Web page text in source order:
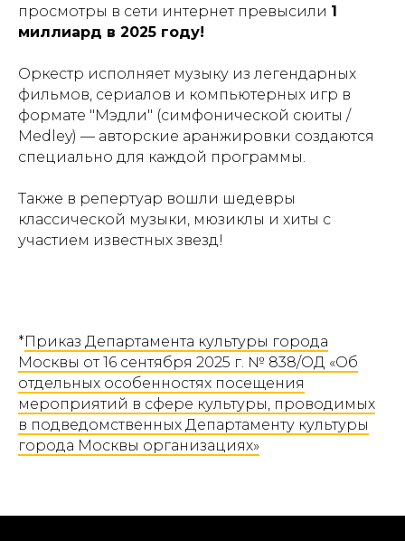
просмотры в сети интернет превысили 1
миллиард в 2025 году!
Оркестр исполняет музыку из легендарных
фильмов, сериалов и компьютерных игр в
формате "Мэдли" (симфонической сюиты /
Medley) — авторские аранжировки создаются
специально для каждой программы.
Также в репертуар вошли шедевры
классической музыки, мюзиклы и хиты с
участием известных звезд!
*Приказ Департамента культуры города
Москвы от 16 сентября 2025 г. № 838/ОД «Об
отдельных особенностях посещения
мероприятий в сфере культуры, проводимых
в подведомственных Департаменту культуры
города Москвы организациях»